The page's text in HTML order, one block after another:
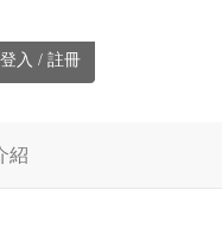
登入 / 註冊
紹